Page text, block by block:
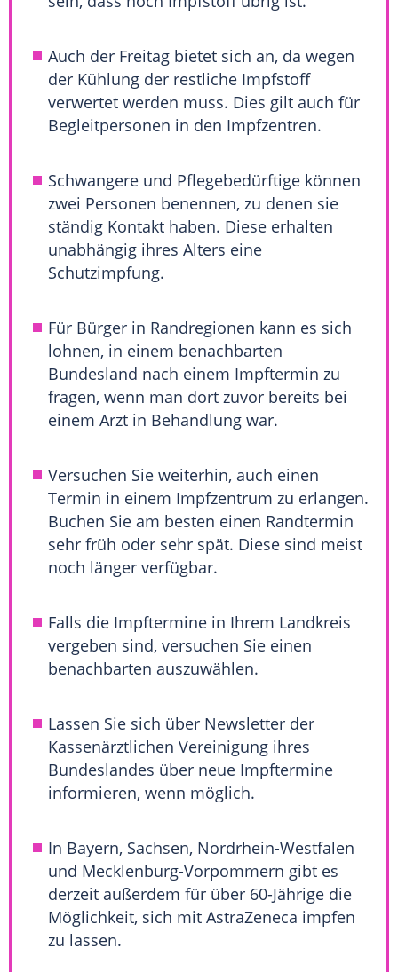
Auch der Freitag bietet sich an, da wegen
der Kühlung der restliche Impfstoff
verwertet werden muss. Dies gilt auch für
Begleitpersonen in den Impfzentren.
Schwangere und Pflegebedürftige können
zwei Personen benennen, zu denen sie
ständig Kontakt haben. Diese erhalten
unabhängig ihres Alters eine
Schutzimpfung.
Für Bürger in Randregionen kann es sich
lohnen, in einem benachbarten
Bundesland nach einem Impftermin zu
fragen, wenn man dort zuvor bereits bei
einem Arzt in Behandlung war.
Versuchen Sie weiterhin, auch einen
Termin in einem Impfzentrum zu erlangen.
Buchen Sie am besten einen Randtermin
sehr früh oder sehr spät. Diese sind meist
noch länger verfügbar.
Falls die Impftermine in Ihrem Landkreis
vergeben sind, versuchen Sie einen
benachbarten auszuwählen.
Lassen Sie sich über Newsletter der
Kassenärztlichen Vereinigung ihres
Bundeslandes über neue Impftermine
informieren, wenn möglich.
In Bayern, Sachsen, Nordrhein-Westfalen
und Mecklenburg-Vorpommern gibt es
derzeit außerdem für über 60-Jährige die
Möglichkeit, sich mit AstraZeneca impfen
zu lassen.